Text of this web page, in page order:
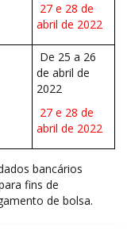
27 e 28 de
abril de 2022
De 25 a 26
de abril de
2022
27 e 28 de
abril de 2022
bancários
fins de
de bolsa.